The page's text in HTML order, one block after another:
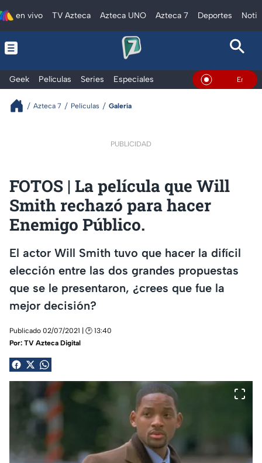
en vivo TV Azteca Azteca UNO Azteca 7 Deportes
Geek Películas Series Especiales En Vivo
Azteca 7 Películas Galería
PUBLICIDAD
FOTOS | La película que Will
Smith rechazó para hacer
Enemigo Público.
El actor Will Smith tuvo que hacer la difícil
elección entre las dos grandes propuestas
que se le presentaron, ¿crees que fue la
mejor decisión?
Publicado 02/07/2021 | 🕑 13:40
Por: TV Azteca Digital